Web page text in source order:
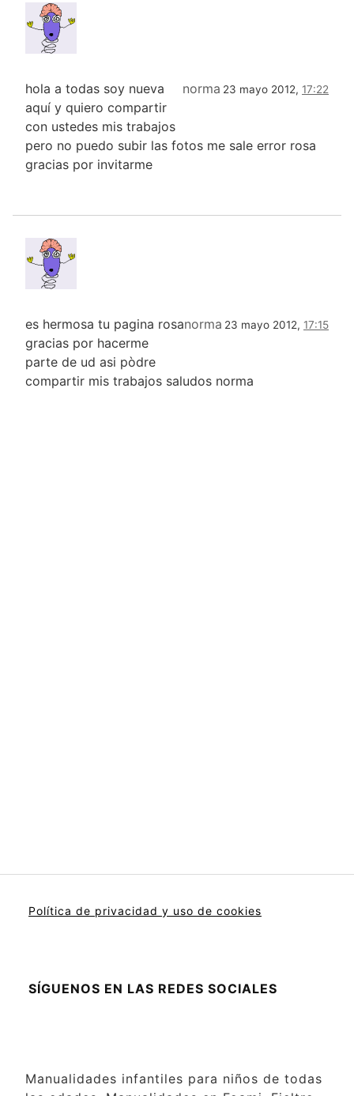
norma 23 mayo 2012, 17:22
hola a todas soy nueva
aquí y quiero compartir
con ustedes mis trabajos
pero no puedo subir las fotos me sale error rosa
gracias por invitarme
norma 23 mayo 2012, 17:15
es hermosa tu pagina rosa
gracias por hacerme
parte de ud asi pòdre
compartir mis trabajos saludos norma
Política de privacidad y uso de cookies
SÍGUENOS EN LAS REDES SOCIALES
Manualidades infantiles para niños de todas